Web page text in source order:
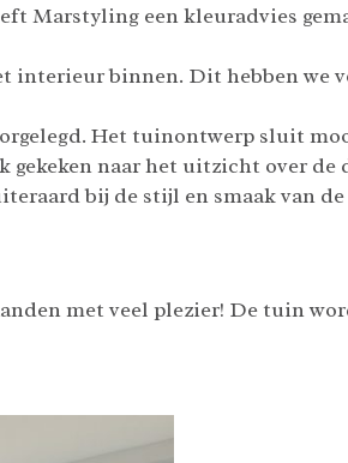
Marstyling een kleuradvies
interieur binnen. Dit hebben we
Het tuinontwerp sluit
naar het uitzicht over de
bij de stijl en smaak van
met veel plezier! De tuin